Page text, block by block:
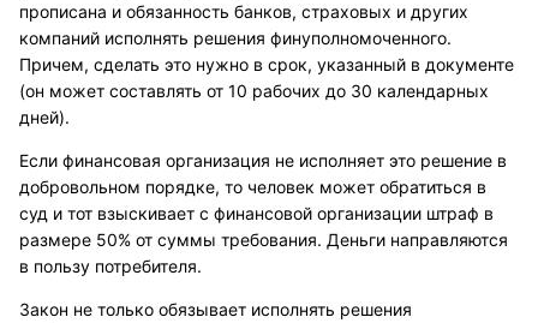
прописана и обязанность банков, страховых и других
компаний исполнять решения финуполномоченного.
Причем, сделать это нужно в срок, указанный в документе
(он может составлять от 10 рабочих до 30 календарных
дней).
Если финансовая организация не исполняет это решение в
добровольном порядке, то человек может обратиться в
суд и тот взыскивает с финансовой организации штраф в
размере 50% от суммы требования. Деньги направляются
в пользу потребителя.
Закон не только обязывает исполнять решения